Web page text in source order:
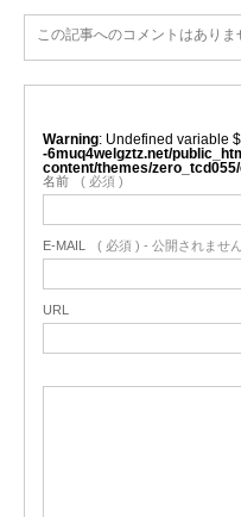
この記事へのコメントはありま
Warning : Undefined variable
-6muq4welgztz.net/
content/themes/
名前 ( 必須 )
E-MAIL ( 必須 ) - 公開されませ
URL